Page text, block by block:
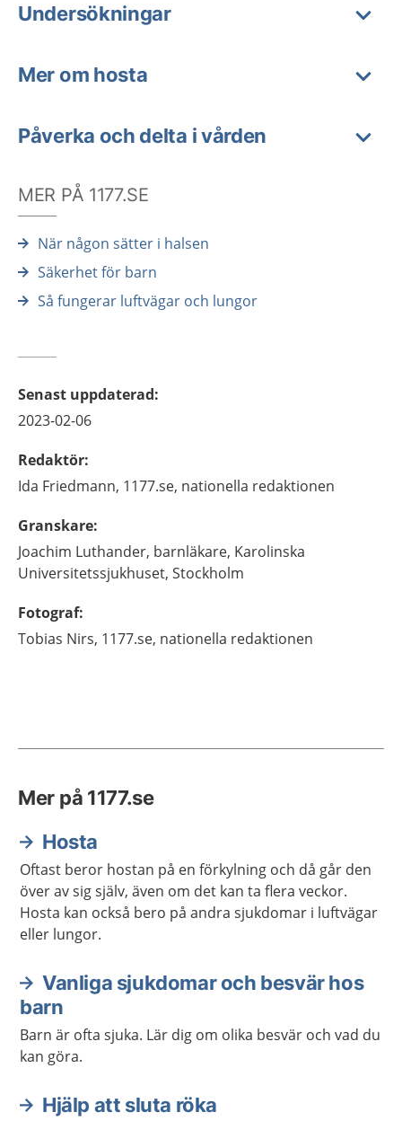
Undersökningar
Mer om hosta
Påverka och delta i vården
MER PÅ 1177.SE
När någon sätter i halsen
Säkerhet för barn
Så fungerar luftvägar och lungor
Senast uppdaterad:
2023-02-06
Redaktör:
Ida Friedmann, 1177.se, nationella redaktionen
Granskare:
Joachim Luthander, barnläkare, Karolinska
Universitetssjukhuset, Stockholm
Fotograf:
Tobias Nirs, 1177.se, nationella redaktionen
Mer på 1177.se
Hosta
Oftast beror hostan på en förkylning och då går den
över av sig själv, även om det kan ta flera veckor.
Hosta kan också bero på andra sjukdomar i luftvägar
eller lungor.
Vanliga sjukdomar och besvär hos
barn
Barn är ofta sjuka. Lär dig om olika besvär och vad du
kan göra.
Hjälp att sluta röka